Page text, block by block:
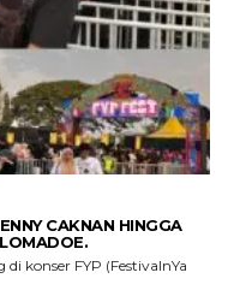
CAKNAN HINGGA
konser FYP (FestivalnYa